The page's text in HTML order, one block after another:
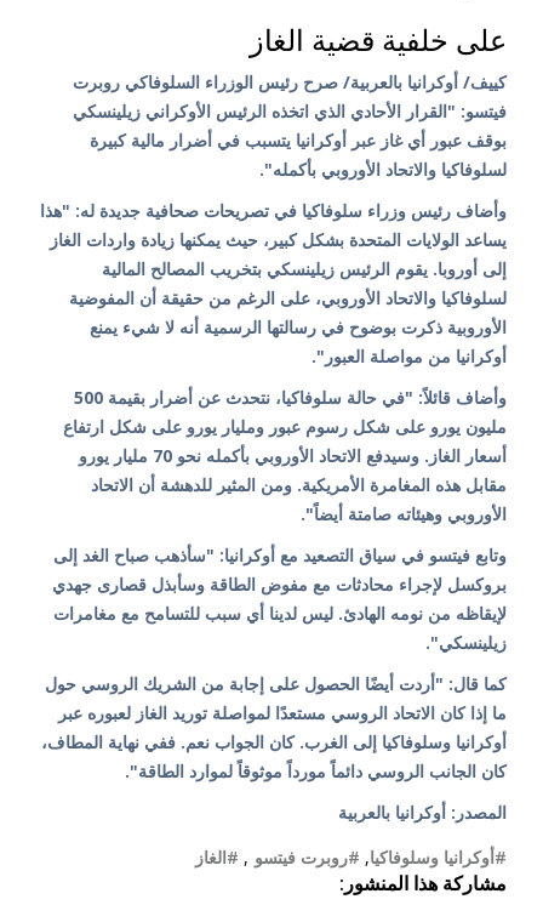
على خلفية قضية الغاز
كييف/ أوكرانيا بالعربية/ صرح رئيس الوزراء السلوفاكي روبرت
فيتسو: "القرار الأحادي الذي اتخذه الرئيس الأوكراني زيلينسكي
بوقف عبور أي غاز عبر أوكرانيا يتسبب في أضرار مالية كبيرة
لسلوفاكيا والاتحاد الأوروبي بأكمله".
وأضاف رئيس وزراء سلوفاكيا في تصريحات صحافية جديدة له: "هذا
يساعد الولايات المتحدة بشكل كبير، حيث يمكنها زيادة واردات الغاز
إلى أوروبا. يقوم الرئيس زيلينسكي بتخريب المصالح المالية
لسلوفاكيا والاتحاد الأوروبي، على الرغم من حقيقة أن المفوضية
الأوروبية ذكرت بوضوح في رسالتها الرسمية أنه لا شيء يمنع
أوكرانيا من مواصلة العبور".
وأضاف قائلاً: "في حالة سلوفاكيا، نتحدث عن أضرار بقيمة 500
مليون يورو على شكل رسوم عبور ومليار يورو على شكل ارتفاع
أسعار الغاز. وسيدفع الاتحاد الأوروبي بأكمله نحو 70 مليار يورو
مقابل هذه المغامرة الأمريكية. ومن المثير للدهشة أن الاتحاد
الأوروبي وهيئاته صامتة أيضاً".
وتابع فيتسو في سياق التصعيد مع أوكرانيا: "سأذهب صباح الغد إلى
بروكسل لإجراء محادثات مع مفوض الطاقة وسأبذل قصارى جهدي
لإيقاظه من نومه الهادئ. ليس لدينا أي سبب للتسامح مع مغامرات
زيلينسكي".
كما قال: "أردت أيضًا الحصول على إجابة من الشريك الروسي حول
ما إذا كان الاتحاد الروسي مستعدًا لمواصلة توريد الغاز لعبوره عبر
أوكرانيا وسلوفاكيا إلى الغرب. كان الجواب نعم. ففي نهاية المطاف،
كان الجانب الروسي دائماً مورداً موثوقاً لموارد الطاقة".
المصدر: أوكرانيا بالعربية
#أوكرانيا وسلوفاكيا, #روبرت فيتسو , #الغاز
مشاركة هذا المنشور: